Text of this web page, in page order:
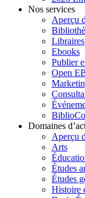
Nos services
Aperçu
Libraires
Ebooks
Publier
Open
Domaines
Aperçu
Arts
Études
Études
Histoire